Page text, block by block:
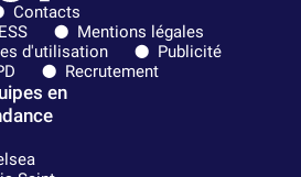
Contacts
Mentions légales
d'utilisation
Publicité
Recrutement
en